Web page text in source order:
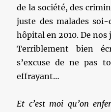
de la société, des
juste des malades
hôpital en 2010. De nos
Terriblement bien
s’excuse de ne pas
effrayant…
Et c’est moi qu’on